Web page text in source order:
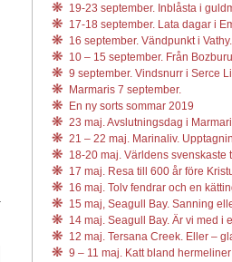
19-23 september. Inblåsta i
17-18 september. Lata dagar i
16 september. Vändpunkt i Vathy.
10 – 15 september. Från
9 september. Vindsnurr i Serce
Marmaris 7 september.
En ny sorts sommar 2019
23 maj. Avslutningsdag i
21 – 22 maj. Marinaliv.
18-20 maj. Världens svenskaste
17 maj. Resa till 600 år före
16 maj. Tolv fendrar och en
15 maj, Seagull Bay. Sanning
14 maj. Seagull Bay. Är vi med i
12 maj. Tersana Creek. Eller –
9 – 11 maj. Katt bland